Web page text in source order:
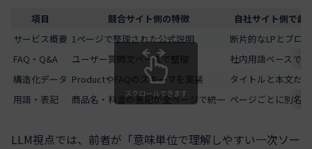
項目 競合サイト側の特徴
自社サイト側で起
サービス概要 1ページで整理された公式説明
断片的なLPとブロ
FAQ・Q&A
ユーザー質問文ベースで整理
社内用語ベースで
構造化データ ProductやFAQのスキーマを実装
タイトルと本文だ
用語・表記
商品名・料金の表記が全ページで統一 ページごとに別名
スクロールできます
LLM視点では、前者が「意味単位で理解しやすい一次ソー